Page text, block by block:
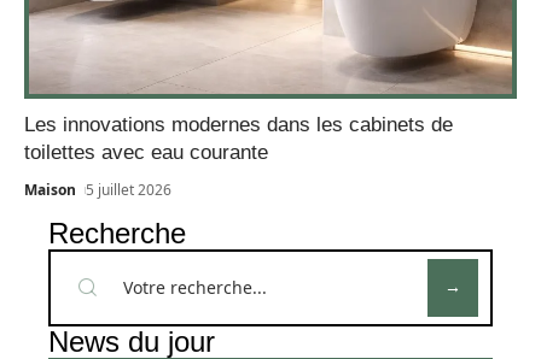
Les innovations modernes dans les cabinets de
toilettes avec eau courante
Maison 5 juillet 2026
Recherche
News du jour